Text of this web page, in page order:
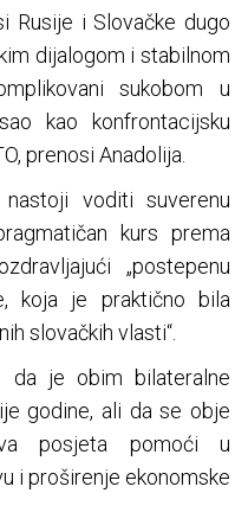
Rusije i Slovačke dugo
dijalogom i stabilnom
sukobom u
kao konfrontacijsku
prenosi Anadolija.
voditi suverenu
kurs prema
„postepenu
koja je praktično bila
slovačkih vlasti“.
da je obim bilateralne
godine, ali da se obje
posjeta pomoći u
i proširenje ekonomske